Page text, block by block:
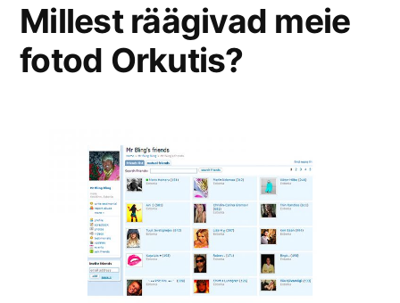
Millest räägivad meie
fotod Orkutis?